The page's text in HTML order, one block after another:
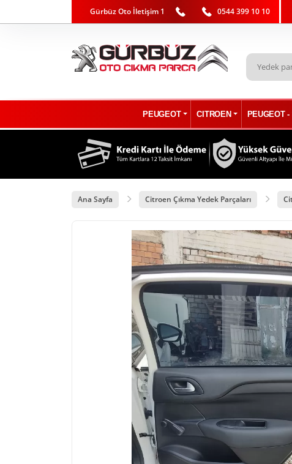
Gürbüz Oto İletişim 1 0544 399 10 10
PEUGEOT CITROEN PEUGEOT -
Ana Sayfa Citroen Çıkma Yedek Parçaları